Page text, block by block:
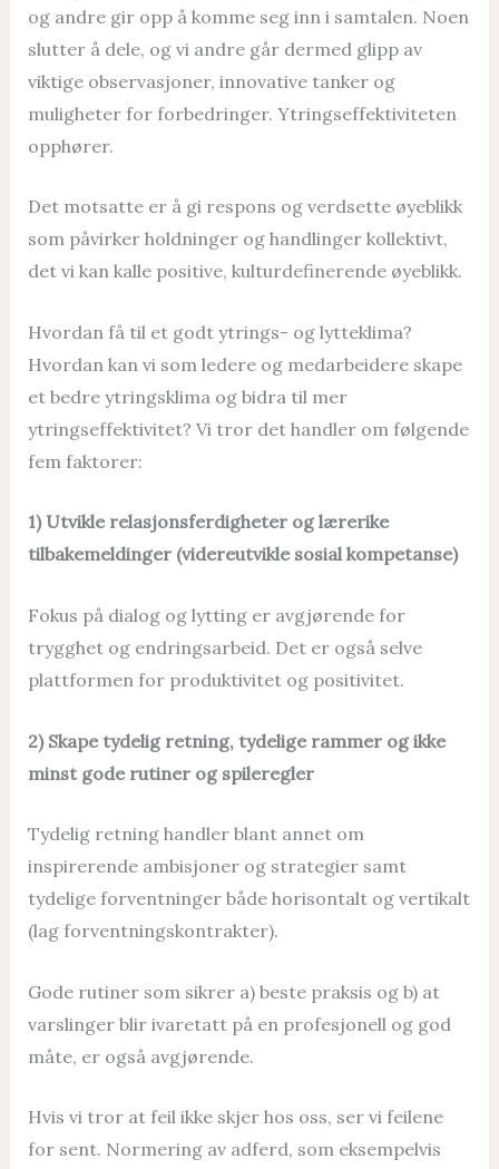
og andre gir opp å komme seg inn i samtalen. Noen
slutter å dele, og vi andre går dermed glipp av
viktige observasjoner, innovative tanker og
muligheter for forbedringer. Ytringseffektiviteten
opphører.
Det motsatte er å gi respons og verdsette øyeblikk
som påvirker holdninger og handlinger kollektivt,
det vi kan kalle positive, kulturdefinerende øyeblikk.
Hvordan få til et godt ytrings- og lytteklima?
Hvordan kan vi som ledere og medarbeidere skape
et bedre ytringsklima og bidra til mer
ytringseffektivitet? Vi tror det handler om følgende
fem faktorer:
1) Utvikle relasjonsferdigheter og lærerike
tilbakemeldinger (videreutvikle sosial kompetanse)
Fokus på dialog og lytting er avgjørende for
trygghet og endringsarbeid. Det er også selve
plattformen for produktivitet og positivitet.
2) Skape tydelig retning, tydelige rammer og ikke
minst gode rutiner og spileregler
Tydelig retning handler blant annet om
inspirerende ambisjoner og strategier samt
tydelige forventninger både horisontalt og vertikalt
(lag forventningskontrakter).
Gode rutiner som sikrer a) beste praksis og b) at
varslinger blir ivaretatt på en profesjonell og god
måte, er også avgjørende.
Hvis vi tror at feil ikke skjer hos oss, ser vi feilene
for sent. Normering av adferd, som eksempelvis